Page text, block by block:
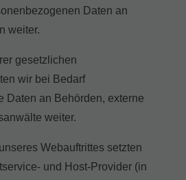
Daten an
weiter.
gesetzlichen
wir bei Bedarf
Daten an Behörden, externe
weiter.
Webauftrittes setzten
und Host-Provider (in